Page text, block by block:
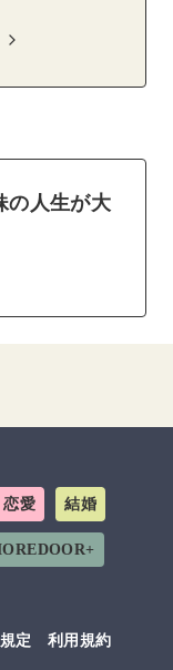
の人生が大
恋愛 結婚
定
利用規約